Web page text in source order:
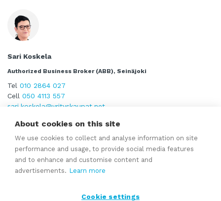
Sari Koskela
Authorized Business Broker (ABB), Seinäjoki
Tel 010 2864 027
Cell 050 4113 557
sari.koskela@yrityskaupat.net
Share page:
About cookies on this site
We use cookies to collect and analyse information on site
performance and usage, to provide social media features
and to enhance and customise content and
advertisements. Learn more
Cookie settings